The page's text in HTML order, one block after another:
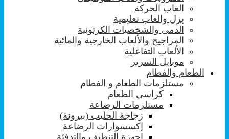
العاب الحركة
بزل والعاب تعليمية
الدمى والشخصيات الكرتونية
المراجيح والألعاب الخارجية والمائية
الألعاب التفاعلية
موبايل السرير
الطعام والفطام
مستلزمات الطعام و الفطام
كراسي الطعام
مستلزمات الرضاعة
زجاجة الحليب (ببرونة)
إكسسوارات الرضاعة
اجهزة التنظيف والتدفئة